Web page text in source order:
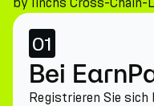
01
Bei
Registrieren Sie sich